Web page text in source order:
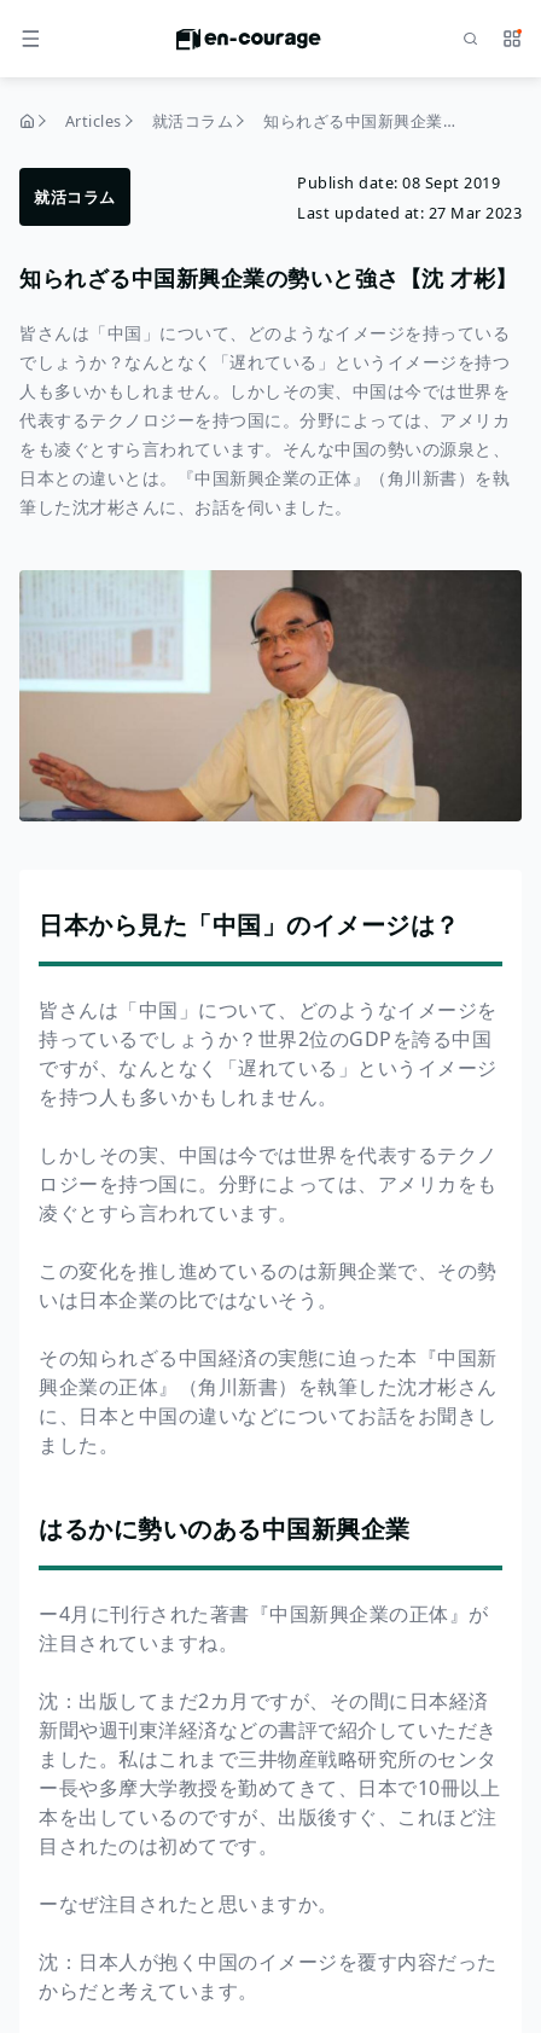
MENU Search
home Articles 就活コラム 知られざる中国新興企業の勢いと強さ【沈 才彬】
就活コラム
Publish date: 08 Sept 2019
Last updated at: 27 Mar 2023
知られざる中国新興企業の勢いと強さ【沈 才彬】
皆さんは「中国」について、どのようなイメージを持っている
でしょうか？なんとなく「遅れている」というイメージを持つ
人も多いかもしれません。しかしその実、中国は今では世界を
代表するテクノロジーを持つ国に。分野によっては、アメリカ
をも凌ぐとすら言われています。そんな中国の勢いの源泉と、
日本との違いとは。『中国新興企業の正体』（角川新書）を執
筆した沈才彬さんに、お話を伺いました。
日本から見た「中国」のイメージは？
皆さんは「中国」について、どのようなイメージを
持っているでしょうか？世界2位のGDPを誇る中国
ですが、なんとなく「遅れている」というイメージ
を持つ人も多いかもしれません。
しかしその実、中国は今では世界を代表するテクノ
ロジーを持つ国に。分野によっては、アメリカをも
凌ぐとすら言われています。
この変化を推し進めているのは新興企業で、その勢
いは日本企業の比ではないそう。
その知られざる中国経済の実態に迫った本『中国新
興企業の正体』（角川新書）を執筆した沈才彬さん
に、日本と中国の違いなどについてお話をお聞きし
ました。
はるかに勢いのある中国新興企業
ー4月に刊行された著書『中国新興企業の正体』が
注目されていますね。
沈：出版してまだ2カ月ですが、その間に日本経済
新聞や週刊東洋経済などの書評で紹介していただき
ました。私はこれまで三井物産戦略研究所のセンタ
ー長や多摩大学教授を勤めてきて、日本で10冊以上
本を出しているのですが、出版後すぐ、これほど注
目されたのは初めてです。
ーなぜ注目されたと思いますか。
沈：日本人が抱く中国のイメージを覆す内容だった
からだと考えています。